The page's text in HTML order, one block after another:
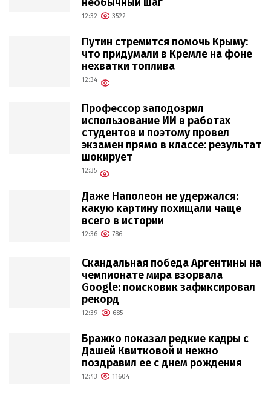
12:32 3522
Путин стремится помочь Крыму:
что придумали в Кремле на фоне
нехватки топлива
12:34
Профессор заподозрил
использование ИИ в работах
студентов и поэтому провел
экзамен прямо в классе: результат
шокирует
12:35
Даже Наполеон не удержался:
какую картину похищали чаще
всего в истории
12:36 786
Скандальная победа Аргентины на
чемпионате мира взорвала
Google: поисковик зафиксировал
рекорд
12:39 685
Бражко показал редкие кадры с
Дашей Квитковой и нежно
поздравил ее с днем рождения
12:43 11604